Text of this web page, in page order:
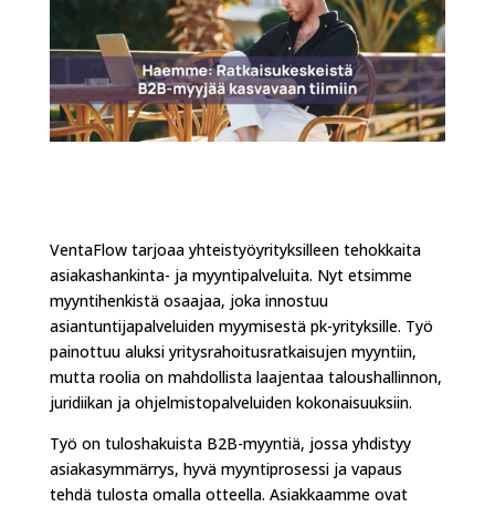
VentaFlow tarjoaa yhteistyöyrityksilleen tehokkaita
asiakashankinta- ja myyntipalveluita. Nyt etsimme
myyntihenkistä osaajaa, joka innostuu
asiantuntijapalveluiden myymisestä pk-yrityksille. Työ
painottuu aluksi yritysrahoitusratkaisujen myyntiin,
mutta roolia on mahdollista laajentaa taloushallinnon,
juridiikan ja ohjelmistopalveluiden kokonaisuuksiin.
Työ on tuloshakuista B2B-myyntiä, jossa yhdistyy
asiakasymmärrys, hyvä myyntiprosessi ja vapaus
tehdä tulosta omalla otteella. Asiakkaamme ovat